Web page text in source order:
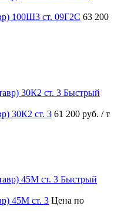
100Ш3 ст. 09Г2С 63 200
Быстрый
30К2 ст. 3 61 200 руб. / т
Быстрый
45М ст. 3 Цена по